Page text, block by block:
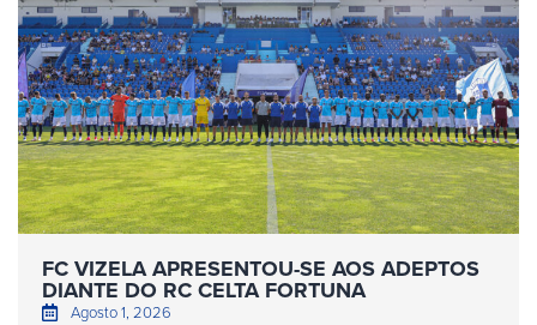
FC VIZELA APRESENTOU-SE AOS ADEPTOS
DIANTE DO RC CELTA FORTUNA
Agosto 1, 2026